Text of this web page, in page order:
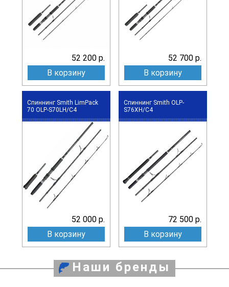
52 200 р.
В корзину
52 700 р.
В корзину
Спиннинг Smith LimPack
70 OLP-S70LH/C4
52 000 р.
В корзину
Спиннинг Smith OLP-
S76XH/C4
72 500 р.
В корзину
Наши бренды